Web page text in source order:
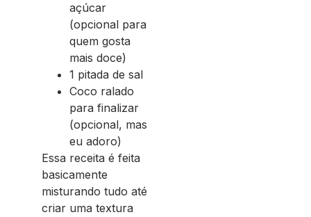
açúcar
(opcional para
quem gosta
mais doce)
1 pitada de sal
Coco ralado
para finalizar
(opcional, mas
eu adoro)
Essa receita é feita
basicamente
misturando tudo até
criar uma textura